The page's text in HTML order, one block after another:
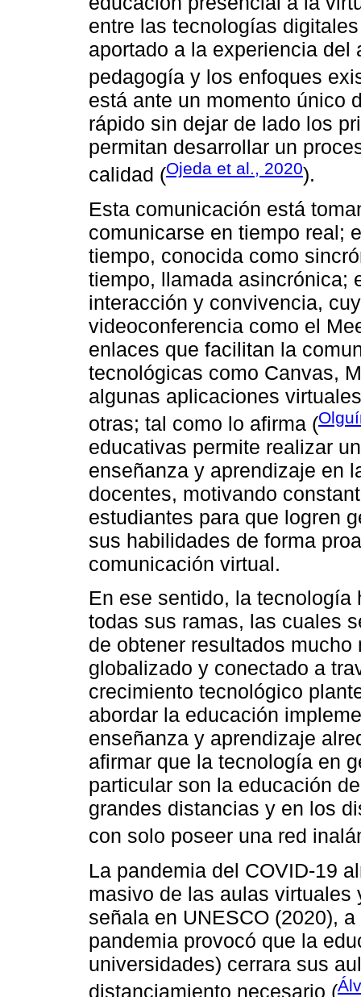
entre las tecnologías
aportado a la experiencia
pedagogía y los enfoques
está ante un momento único
rápido sin dejar de lado los
permitan desarrollar un
calidad (Ojeda et al., 2020).
Esta comunicación está
comunicarse en tiempo real;
tiempo, conocida como
tiempo, llamada asincrónica;
interacción y convivencia,
videoconferencia como el
enlaces que facilitan la
tecnológicas como Canvas,
algunas aplicaciones
otras; tal como lo afirma (
educativas permite realizar
enseñanza y aprendizaje en
docentes, motivando
estudiantes para que logren
sus habilidades de forma
comunicación virtual.
En ese sentido, la
todas sus ramas, las cuales
de obtener resultados
globalizado y conectado a
crecimiento tecnológico
abordar la educación
enseñanza y aprendizaje
afirmar que la tecnología en
particular son la educación
grandes distancias y en los
con solo poseer una red
La pandemia del COVID-19
masivo de las aulas
señala en UNESCO (2020),
pandemia provocó que la
universidades) cerrara sus
distanciamiento necesario (